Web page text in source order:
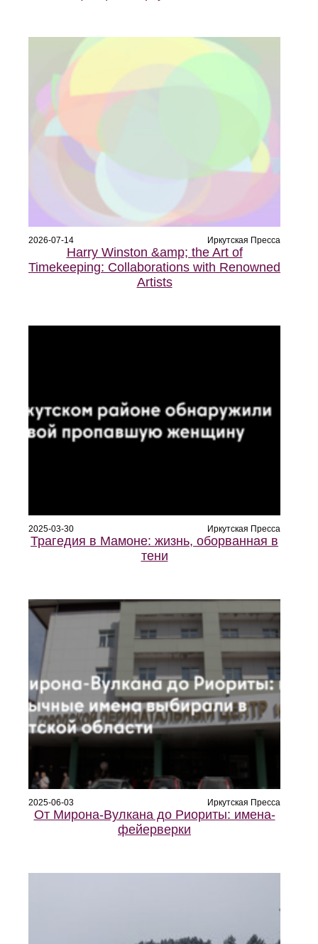
2026-07-14 Иркутская Пресса
Harry Winston &amp; the Art of
Timekeeping: Collaborations with Renowned
Artists
2025-03-30 Иркутская Пресса
Трагедия в Мамоне: жизнь, оборванная в
тени
2025-06-03 Иркутская Пресса
От Мирона-Вулкана до Риориты: имена-
фейерверки